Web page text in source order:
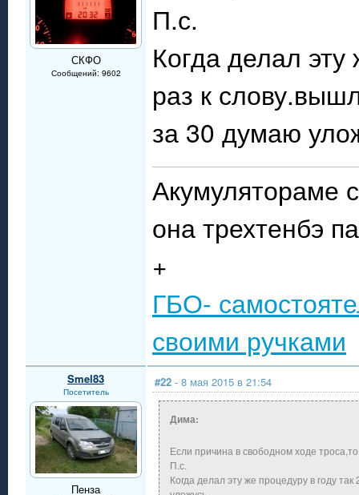
СКФО
Сообщений: 9602
П.с.
Когда делал
раз к
за 30 думаю
Акумулятораме
она трехтенбэ
+
ГБО-
своими ручками
Smel83
Посетитель
Пенза
#22 - 8 мая 2015 в 21:54
Дима:
Если причина в свободном ходе
П.с.
Когда делал эту же процедуру в году